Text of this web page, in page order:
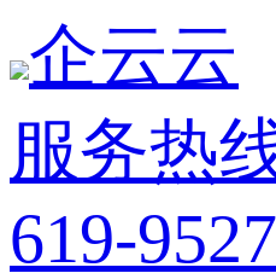
企云云
服务热
619-9527